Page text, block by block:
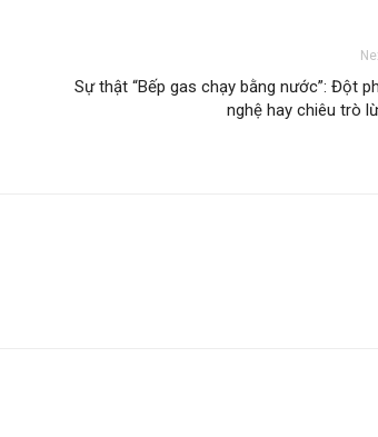
Sự thật “Bếp gas chạy bằng nước”: Đột
nghệ hay chiêu trò